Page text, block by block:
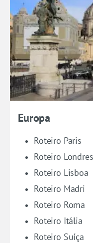
Europa
Roteiro Paris
Roteiro Londres
Roteiro Lisboa
Roteiro Madri
Roteiro Roma
Roteiro Itália
Roteiro Suíça